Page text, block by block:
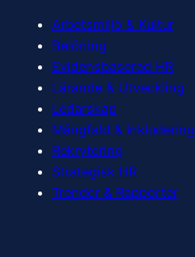
Arbetsmiljö & Kultur
Belöning
Evidensbaserad HR
Lärande & Utveckling
Ledarskap
Mångfald & Inkludering
Rekrytering
Strategisk HR
Trender & Rapporter